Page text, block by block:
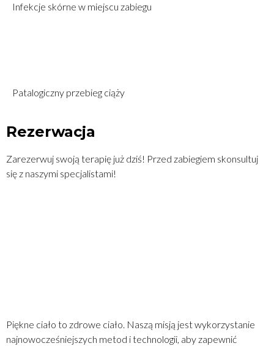
Infekcje skórne w miejscu zabiegu
Patalogiczny przebieg ciąży
Rezerwacja
Zarezerwuj swoją terapię już dziś! Przed zabiegiem skonsultuj
się z naszymi specjalistami!
Piękne ciało to zdrowe ciało. Naszą misją jest wykorzystanie
najnowocześniejszych metod i technologii, aby zapewnić